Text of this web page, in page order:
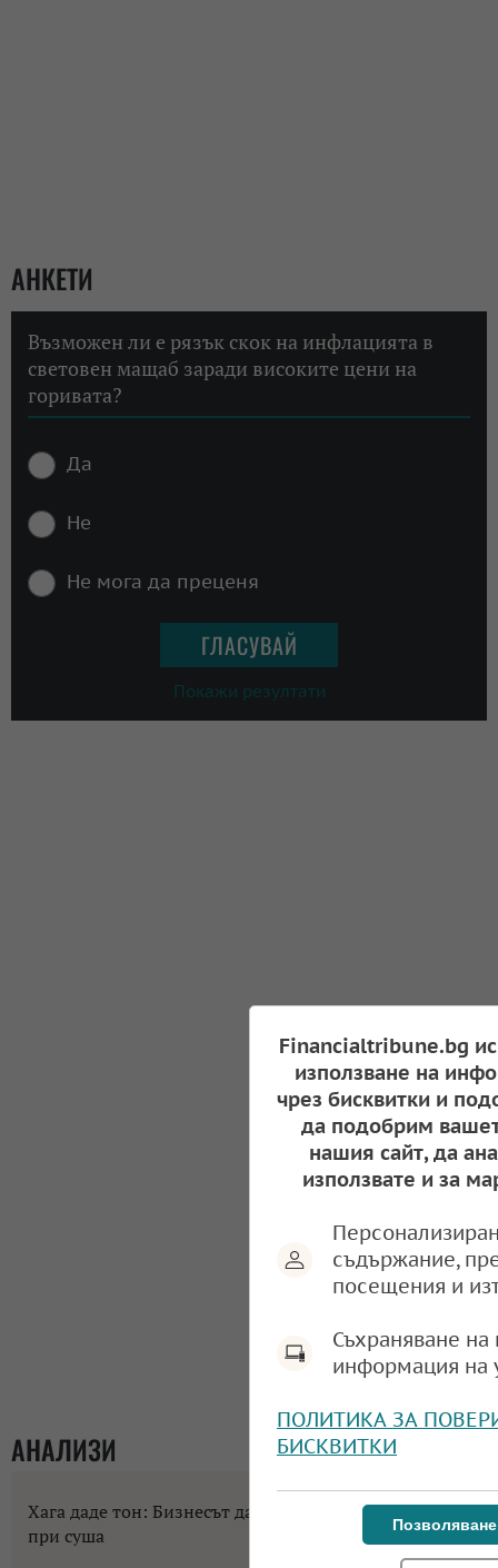
АНКЕТИ
Възможен ли е рязък скок на инфлацията в
световен мащаб заради високите цени на
горивата?
Да
Не
Не мога да преценя
Покажи резултати
АНАЛИЗИ
Хага даде тон: Бизнесът да не разчита на помощи
при суша
Financialtribune.bg
използване на
чрез бисквитки и
да подобрим
нашия сайт, да
използвате и за
съдържание,
посещения и
Съхраняване
информация на
ПОЛИТИКА ЗА
БИСКВИТКИ